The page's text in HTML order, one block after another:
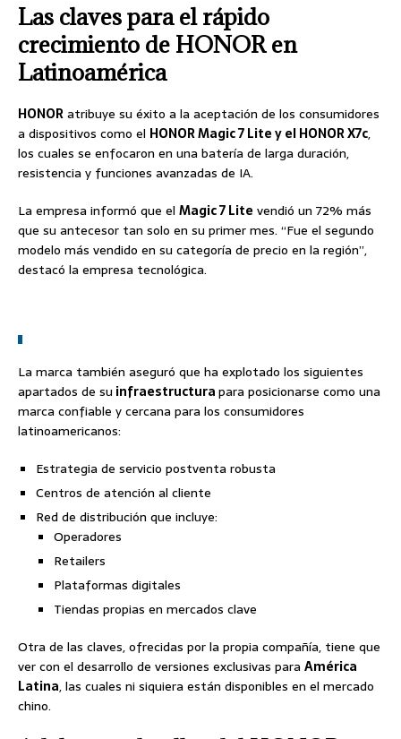
Las claves para el rápido
crecimiento de HONOR en
Latinoamérica
HONORatribuye su éxito a la aceptación de los consumidores
a dispositivos como el HONOR Magic 7 Lite y el HONOR X7c,
los cuales se enfocaron en una batería de larga duración,
resistencia y funciones avanzadas de IA.
La empresa informó que el Magic 7 Lite vendió un 72% más
que su antecesor tan solo en su primer mes. “Fue el segundo
modelo más vendido en su categoría de precio en la región”,
destacó la empresa tecnológica.
La marca también aseguró que ha explotado los siguientes
apartados de su infraestructurapara posicionarse como una
marca confiable y cercana para los consumidores
latinoamericanos:
Estrategia de servicio postventa robusta
Centros de atención al cliente
Red de distribución que incluye:
Operadores
Retailers
Plataformas digitales
Tiendas propias en mercados clave
Otra de las claves, ofrecidas por la propia compañía, tiene que
ver con el desarrollo de versiones exclusivas para América
Latina, las cuales ni siquiera están disponibles en el mercado
chino.